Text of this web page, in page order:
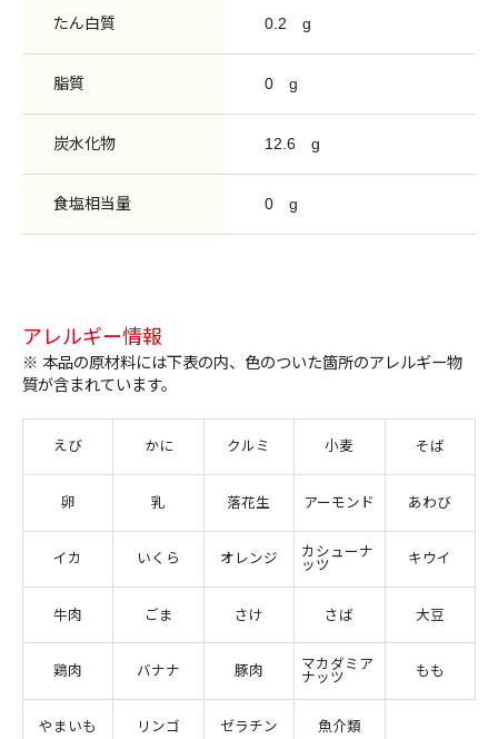
たん白質 0.2 g
脂質 0 g
炭水化物 12.6 g
食塩相当量 0 g
アレルギー情報
※ 本品の原材料には下表の内、色のついた箇所のアレルギー物
質が含まれています。
えび かに クルミ 小麦 そば
卵 乳 落花生 アーモンド あわび
イカ いくら オレンジ
カシューナ
ッツ
キウイ
牛肉 ごま さけ さば 大豆
鶏肉 バナナ 豚肉
マカダミア
ナッツ
もも
やまいも リンゴ ゼラチン 魚介類